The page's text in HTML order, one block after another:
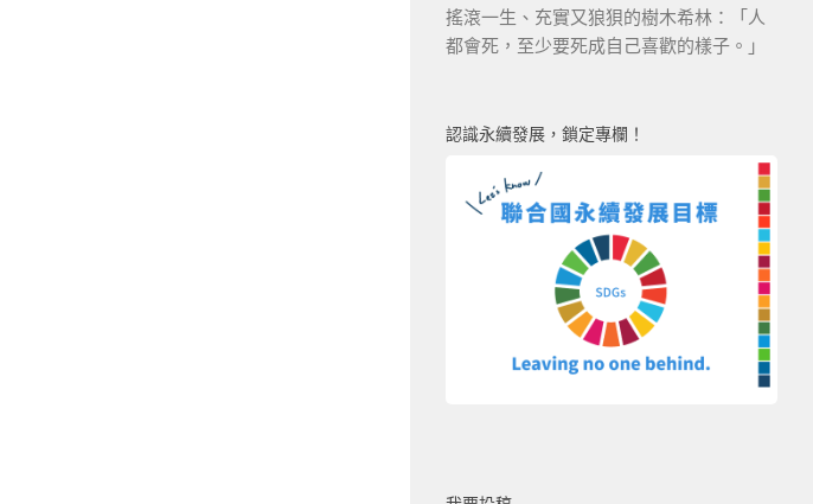
搖滾一生、充實又狼狽的樹木希林：「人
都會死，至少要死成自己喜歡的樣子。」
認識永續發展，鎖定專欄！